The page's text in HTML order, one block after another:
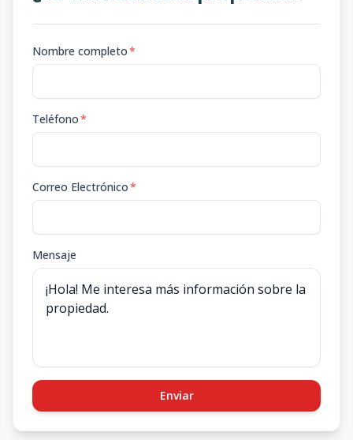
Nombre completo*
Teléfono*
Correo Electrónico*
Mensaje
Enviar